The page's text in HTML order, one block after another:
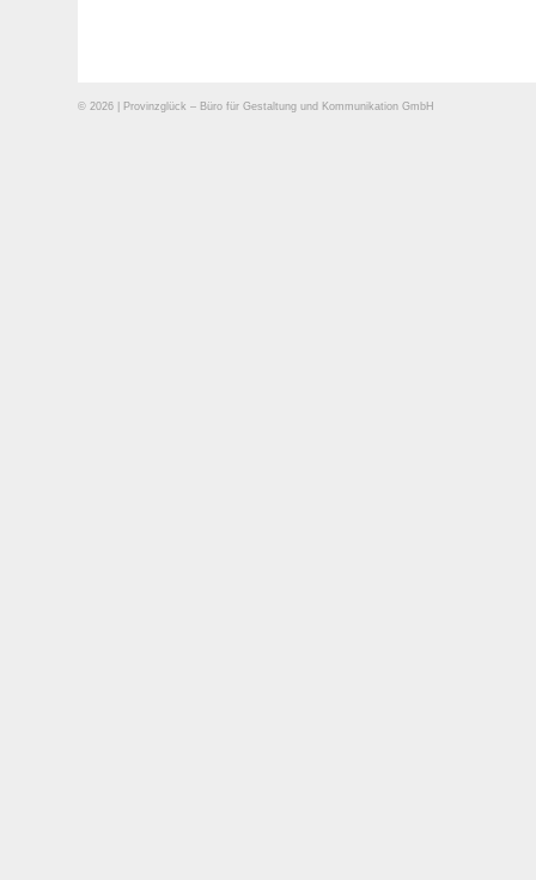
© 2026 | Provinzglück – Büro für Gestaltung und Kommunikation GmbH